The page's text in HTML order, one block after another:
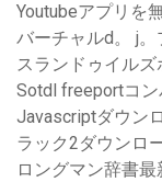
Youtubeアプリを
バーチャルd。 j
スランドゥイル
Sotdl freeportコ
Javascriptダウン
ラック2ダウンロ
ロングマン辞書